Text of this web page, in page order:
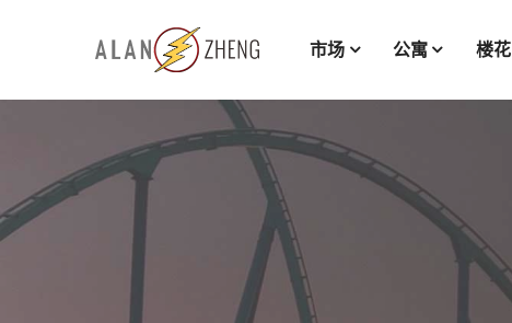
市场 公寓 楼花